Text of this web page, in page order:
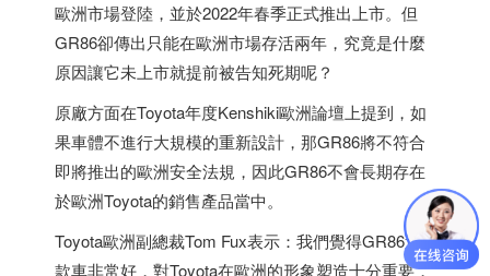
歐洲市場登陸，並於2022年春季正式推出上市。但
GR86卻傳出只能在歐洲市場存活兩年，究竟是什麼
原因讓它未上市就提前被告知死期呢？
原廠方面在Toyota年度Kenshiki歐洲論壇上提到，如
果車體不進行大規模的重新設計，那GR86將不符合
即將推出的歐洲安全法規，因此GR86不會長期存在
於歐洲Toyota的銷售產品當中。
Toyota歐洲副總裁Tom Fux表示：我們覺得GR86這
款車非常好，對Toyota在歐洲的形象塑造十分重要，